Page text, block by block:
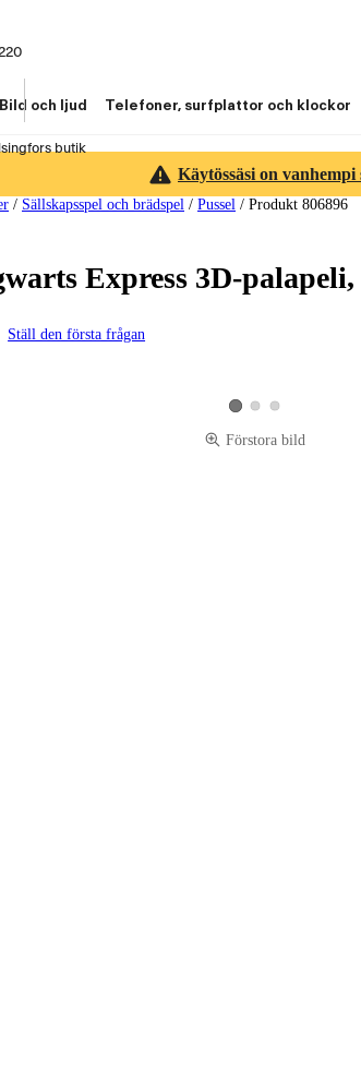
butik
Bild och ljud Telefoner, surfplattor och klockor
Käytössäsi on
/ Sällskapsspel och brädspel / Pussel / Produkt 806896
Express 3D-palapeli,
Ställ den första frågan
Visa produktbild 1
Visa produktbild 2
Visa produktbild 3
Förstora bild